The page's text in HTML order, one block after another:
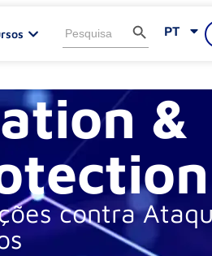
Search
for:
PT
&
contra